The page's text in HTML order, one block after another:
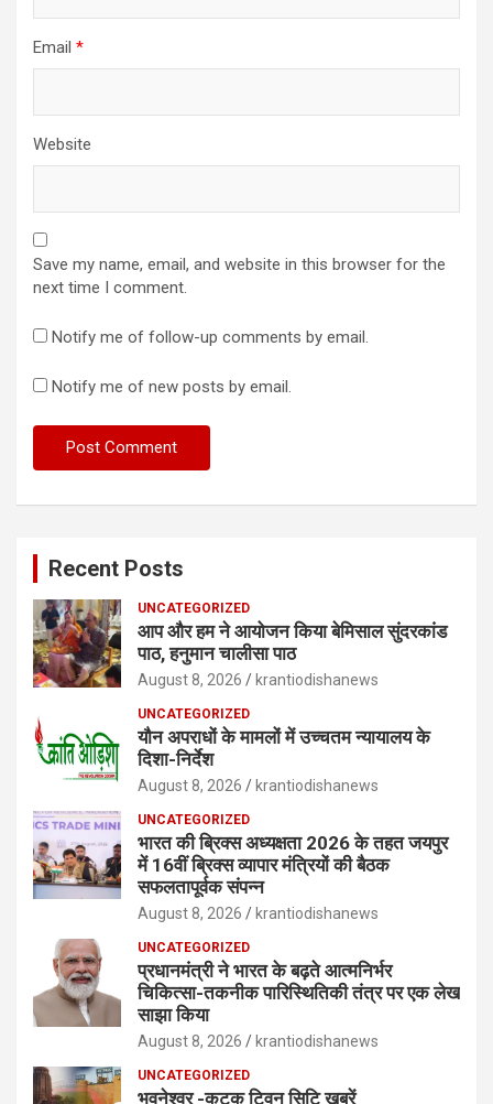
Email *
Website
Save my name, email, and website in this browser for the
next time I comment.
Notify me of follow-up comments by email.
Notify me of new posts by email.
Recent Posts
UNCATEGORIZED
आप और हम ने आयोजन किया बेमिसाल सुंदरकांड
पाठ, हनुमान चालीसा पाठ
August 8, 2026 krantiodishanews
UNCATEGORIZED
यौन अपराधों के मामलों में उच्चतम न्यायालय के
दिशा-निर्देश
August 8, 2026 krantiodishanews
UNCATEGORIZED
भारत की ब्रिक्‍स अध्यक्षता 2026 के तहत जयपुर
में 16वीं ब्रिक्‍स व्यापार मंत्रियों की बैठक
सफलतापूर्वक संपन्न
August 8, 2026 krantiodishanews
UNCATEGORIZED
प्रधानमंत्री ने भारत के बढ़ते आत्मनिर्भर
चिकित्सा-तकनीक पारिस्थितिकी तंत्र पर एक लेख
साझा किया
August 8, 2026 krantiodishanews
UNCATEGORIZED
भुवनेश्वर -कटक ट्विन सिटि खबरें